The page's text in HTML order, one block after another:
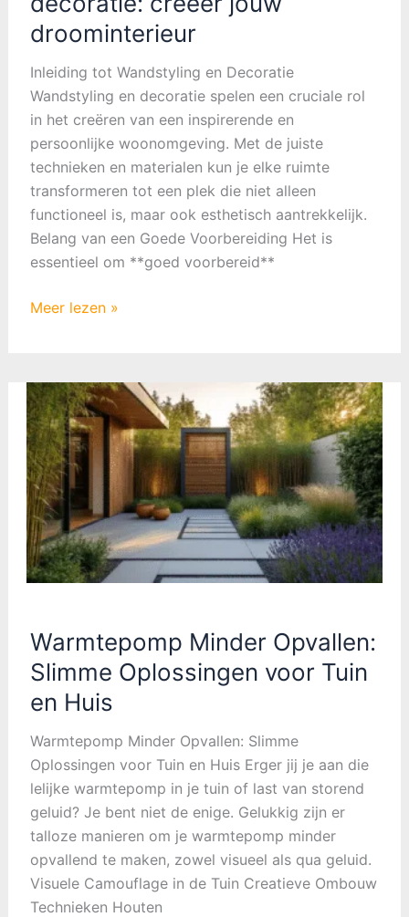
droominterieur
Inleiding tot Wandstyling en Decoratie
Wandstyling en decoratie spelen een cruciale rol
in het creëren van een inspirerende en
persoonlijke woonomgeving. Met de juiste
technieken en materialen kun je elke ruimte
transformeren tot een plek die niet alleen
functioneel is, maar ook esthetisch aantrekkelijk.
Belang van een Goede Voorbereiding Het is
essentieel om **goed voorbereid**
De
en
decoratie:
creëer
jouw
droominterieur
Meer lezen »
Warmtepomp Minder Opvallen:
Slimme Oplossingen voor Tuin
en Huis
Warmtepomp Minder Opvallen: Slimme
Oplossingen voor Tuin en Huis Erger jij je aan die
lelijke warmtepomp in je tuin of last van storend
geluid? Je bent niet de enige. Gelukkig zijn er
talloze manieren om je warmtepomp minder
opvallend te maken, zowel visueel als qua geluid.
Visuele Camouflage in de Tuin Creatieve Ombouw
Technieken Houten